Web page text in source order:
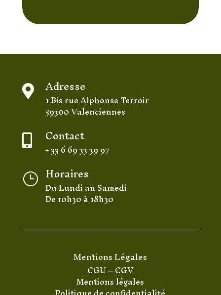
 Adresse
1 Bis rue Alphonse Terroir
59300 Valenciennes
 Contact
+ 33 6 69 33 39 97
} Horaires
Du Lundi au Samedi
De 10h30 à 18h30
Mentions Légales
CGU–CGV
Mentions légales